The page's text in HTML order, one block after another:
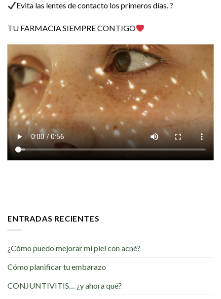
Evita las lentes de contacto los primeros días. ?
TU FARMACIA SIEMPRE CONTIGO
ENTRADAS RECIENTES
¿Cómo puedo mejorar mi piel con acné?
Cómo planificar tu embarazo
CONJUNTIVITIS… ¿y ahora qué?